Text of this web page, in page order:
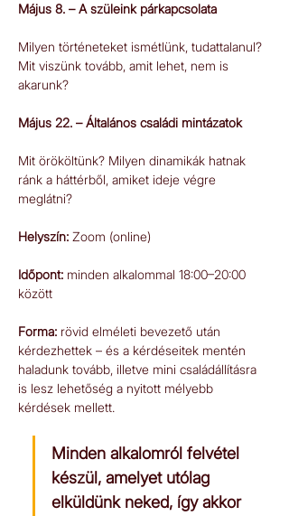
Május 8. – A szüleink párkapcsolata
Milyen történeteket ismétlünk, tudattalanul?
Mit viszünk tovább, amit lehet, nem is
akarunk?
Május 22. – Általános családi mintázatok
Mit örököltünk? Milyen dinamikák hatnak
ránk a háttérből, amiket ideje végre
meglátni?
Helyszín: Zoom (online)
Időpont: minden alkalommal 18:00–20:00
között
Forma: rövid elméleti bevezető után
kérdezhettek – és a kérdéseitek mentén
haladunk tovább, illetve mini családállításra
is lesz lehetőség a nyitott mélyebb
kérdések mellett.
Minden alkalomról felvétel
készül, amelyet utólag
elküldünk neked, így akkor